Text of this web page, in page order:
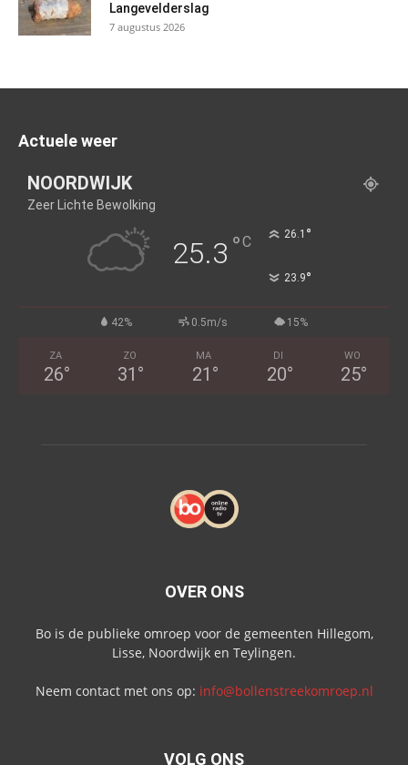
Langevelderslag
7 augustus 2026
Actuele weer
NOORDWIJK
Zeer Lichte Bewolking
25.3 °C 26.1 °
23.9°
42% 0.5m/s 15%
ZA
26°
ZO
31 °
MA
21 °
DI
20°
WO
25°
OVER ONS
Bo is de publieke omroep voor de gemeenten Hillegom,
Lisse, Noordwijk en Teylingen.
Neem contact met ons op: info@bollenstreekomroep.nl
VOLG ONS